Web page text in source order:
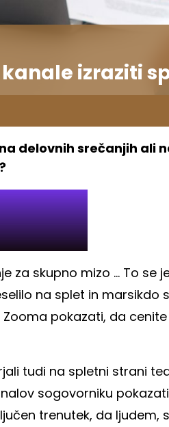
izraziti
delovnih srečanjih ali
za skupno mizo ... To se
na splet in marsikdo
pokazati, da
tudi na spletni strani
sogovorniku
trenutek, da ljudem,